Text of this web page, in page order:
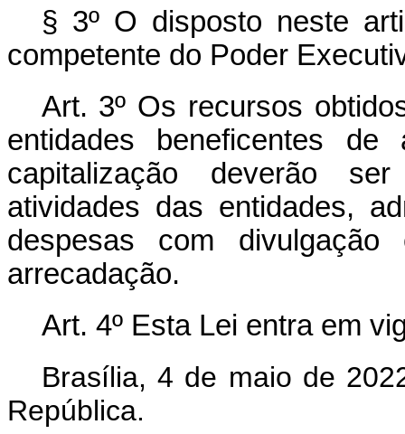
§ 3º O disposto neste
competente do Poder
Art. 3º Os recursos
entidades beneficentes
capitalização deverão
atividades das entidades,
despesas com
arrecadação.
Art. 4º Esta Lei entra em
Brasília, 4 de maio de
República.